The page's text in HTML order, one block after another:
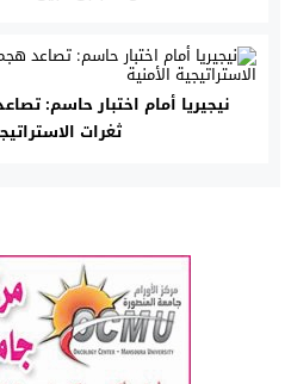
نيجيريا أمام اختبار حاسم:
ثغرات